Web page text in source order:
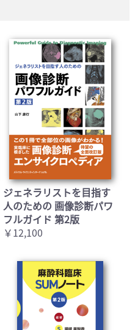
ジェネラリストを目指す
人のための 画像診断パワ
フルガイド 第2版
￥12,100